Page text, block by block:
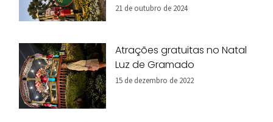
21 de outubro de 2024
Atrações gratuitas no Natal
Luz de Gramado
15 de dezembro de 2022